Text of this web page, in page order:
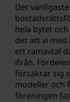
Det
hela bytet
det att vi
ett ramavtal
ifrån.
försäkrar sig
modeller och
föreningen